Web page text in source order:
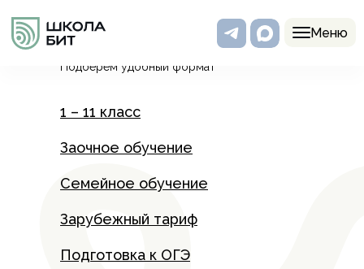
Меню
Подберем удобный формат
Программы
Подготовка к ОГЭ
Семейное обучение
Заочное обучение
1 – 11 класс
Зарубежный тариф